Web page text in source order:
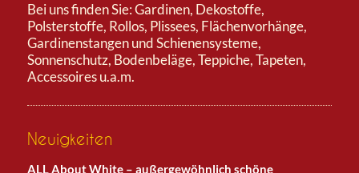
Bei uns finden Sie: Gardinen, Dekostoffe,
Polsterstoffe, Rollos, Plissees, Flächenvorhänge,
Gardinenstangen und Schienensysteme,
Sonnenschutz, Bodenbeläge, Teppiche, Tapeten,
Accessoires u.a.m.
Neuigkeiten
ALL About White – außergewöhnlich schöne